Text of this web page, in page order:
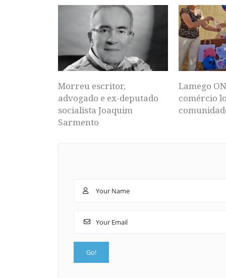
Morreu escritor,
advogado e ex-deputado
socialista Joaquim
Sarmento
Lamego
comércio